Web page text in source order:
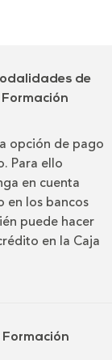
de
opción de pago
Para ello
en cuenta
en los bancos
puede hacer
en la Caja